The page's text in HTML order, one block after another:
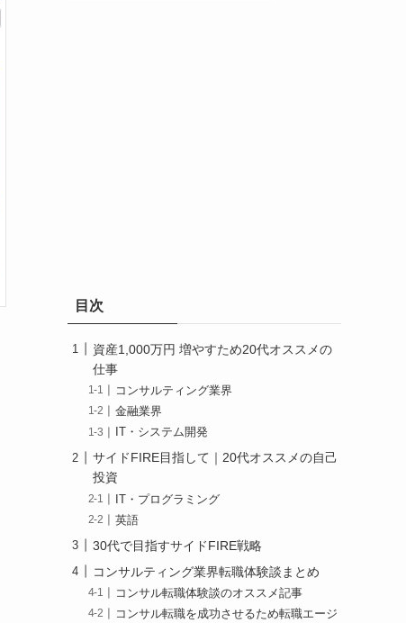
目次
資産1,000万円 増やすため20代オススメの
仕事
コンサルティング業界
金融業界
IT・システム開発
サイドFIRE目指して｜20代オススメの自己
投資
IT・プログラミング
英語
30代で目指すサイドFIRE戦略
コンサルティング業界転職体験談まとめ
コンサル転職体験談のオススメ記事
コンサル転職を成功させるため転職エージ